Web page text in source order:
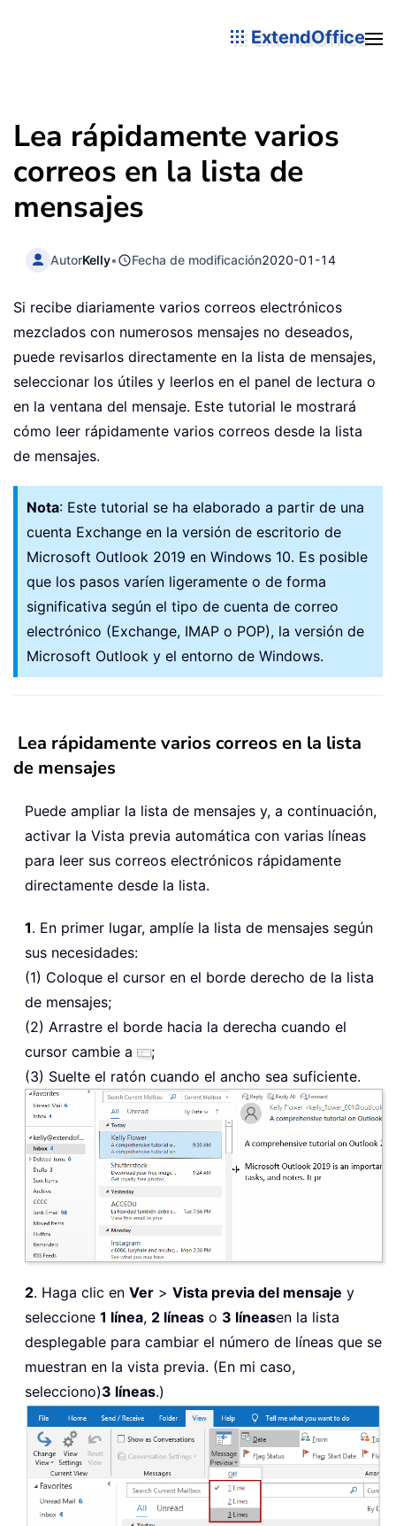
ExtendOffice
Lea rápidamente varios
correos en la lista de
mensajes
AutorKelly• Fecha de modificación2020-01-14
Si recibe diariamente varios correos electrónicos
mezclados con numerosos mensajes no deseados,
puede revisarlos directamente en la lista de mensajes,
seleccionar los útiles y leerlos en el panel de lectura o
en la ventana del mensaje. Este tutorial le mostrará
cómo leer rápidamente varios correos desde la lista
de mensajes.
Nota: Este tutorial se ha elaborado a partir de una
cuenta Exchange en la versión de escritorio de
Microsoft Outlook 2019 en Windows 10. Es posible
que los pasos varíen ligeramente o de forma
significativa según el tipo de cuenta de correo
electrónico (Exchange, IMAP o POP), la versión de
Microsoft Outlook y el entorno de Windows.
Lea rápidamente varios correos en la lista
de mensajes
Puede ampliar la lista de mensajes y, a continuación,
activar la Vista previa automática con varias líneas
para leer sus correos electrónicos rápidamente
directamente desde la lista.
1. En primer lugar, amplíe la lista de mensajes según
sus necesidades:
(1) Coloque el cursor en el borde derecho de la lista
de mensajes;
(2) Arrastre el borde hacia la derecha cuando el
cursor cambie a
;
(3) Suelte el ratón cuando el ancho sea suficiente.
2. Haga clic en Ver > Vista previa del mensaje y
seleccione 1 línea, 2 líneas o 3 líneasen la lista
desplegable para cambiar el número de líneas que se
muestran en la vista previa. (En mi caso,
selecciono)3 líneas.)